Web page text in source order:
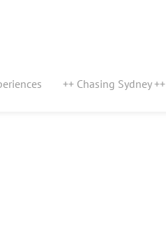
++ Chasing Sydney ++